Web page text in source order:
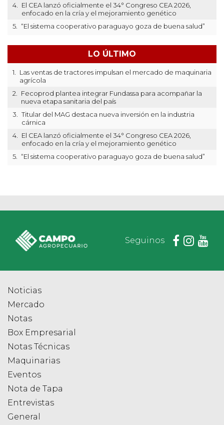
4.
El CEA lanzó oficialmente el 34° Congreso CEA 2026,
enfocado en la cría y el mejoramiento genético
5.
“El sistema cooperativo paraguayo goza de buena salud”
LO ÚLTIMO
1.
Las ventas de tractores impulsan el mercado de maquinaria
agrícola
2.
Fecoprod plantea integrar Fundassa para acompañar la
nueva etapa sanitaria del país
3.
Titular del MAG destaca nueva inversión en la industria
cárnica
4.
El CEA lanzó oficialmente el 34° Congreso CEA 2026,
enfocado en la cría y el mejoramiento genético
5.
“El sistema cooperativo paraguayo goza de buena salud”
Seguinos
Noticias
Mercado
Notas
Box Empresarial
Notas Técnicas
Maquinarias
Eventos
Nota de Tapa
Entrevistas
General